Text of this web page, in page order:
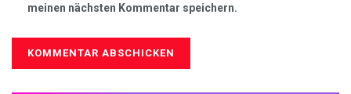
meinen nächsten Kommentar speichern.